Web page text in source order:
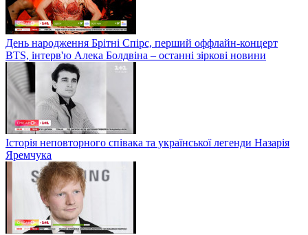
День народження Брітні Спірс, перший оффлайн-концерт
BTS, інтерв'ю Алека Болдвіна – останні зіркові новини
Історія неповторного співака та української легенди Назарія
Яремчука